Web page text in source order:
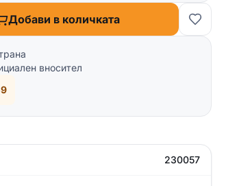
Добави в количката
вносител
230057